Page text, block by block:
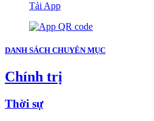
Tải App
DANH SÁCH CHUYÊN MỤC
Chính trị
Thời sự